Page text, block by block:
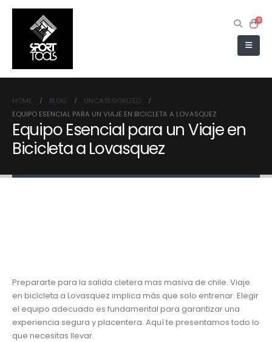
0
HOME BLOG
UNCATEGORIZED
EQUIPO ESENCIAL PARA UN VIAJE EN BICICLETA A LOVASQUEZ
Equipo Esencial para un Viaje en
Bicicleta a Lovasquez
Prepararte para la salida cletera mas masiva de chile. Viaje
en bicicleta a Lovasquez implica más que solo entrenar. Elegir
el equipo adecuado es fundamental para garantizar una
experiencia segura y placentera. Aquí te presentamos todo lo
que necesitas llevar.